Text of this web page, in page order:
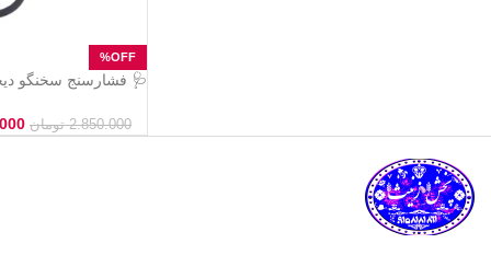
🩺 فشارسنج سخنگو
2.850.000 تومان